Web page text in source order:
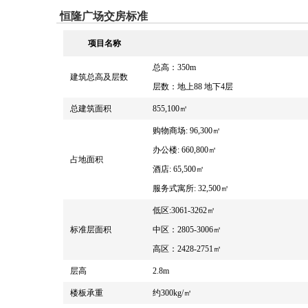
恒隆广场交房标准
项目名称
建筑总高及层数
总高：350m
层数：地上88 地下4层
总建筑面积 855,100㎡
占地面积
购物商场: 96,300㎡
办公楼: 660,800㎡
酒店: 65,500㎡
服务式寓所: 32,500㎡
标准层面积
低区:3061-3262㎡
中区：2805-3006㎡
高区：2428-2751㎡
层高 2.8m
楼板承重 约300kg/㎡